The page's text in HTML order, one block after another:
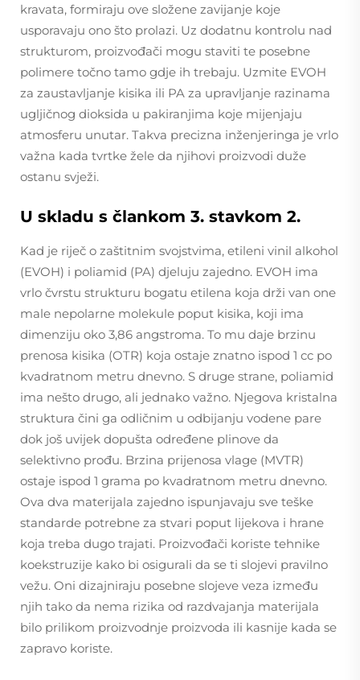
kravata, formiraju ove složene zavijanje koje
usporavaju ono što prolazi. Uz dodatnu kontrolu nad
strukturom, proizvođači mogu staviti te posebne
polimere točno tamo gdje ih trebaju. Uzmite EVOH
za zaustavljanje kisika ili PA za upravljanje razinama
ugljičnog dioksida u pakiranjima koje mijenjaju
atmosferu unutar. Takva precizna inženjeringa je vrlo
važna kada tvrtke žele da njihovi proizvodi duže
ostanu svježi.
U skladu s člankom 3. stavkom 2.
Kad je riječ o zaštitnim svojstvima, etileni vinil alkohol
(EVOH) i poliamid (PA) djeluju zajedno. EVOH ima
vrlo čvrstu strukturu bogatu etilena koja drži van one
male nepolarne molekule poput kisika, koji ima
dimenziju oko 3,86 angstroma. To mu daje brzinu
prenosa kisika (OTR) koja ostaje znatno ispod 1 cc po
kvadratnom metru dnevno. S druge strane, poliamid
ima nešto drugo, ali jednako važno. Njegova kristalna
struktura čini ga odličnim u odbijanju vodene pare
dok još uvijek dopušta određene plinove da
selektivno prođu. Brzina prijenosa vlage (MVTR)
ostaje ispod 1 grama po kvadratnom metru dnevno.
Ova dva materijala zajedno ispunjavaju sve teške
standarde potrebne za stvari poput lijekova i hrane
koja treba dugo trajati. Proizvođači koriste tehnike
koekstruzije kako bi osigurali da se ti slojevi pravilno
vežu. Oni dizajniraju posebne slojeve veza između
njih tako da nema rizika od razdvajanja materijala
bilo prilikom proizvodnje proizvoda ili kasnije kada se
zapravo koriste.